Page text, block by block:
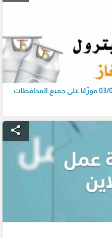
share